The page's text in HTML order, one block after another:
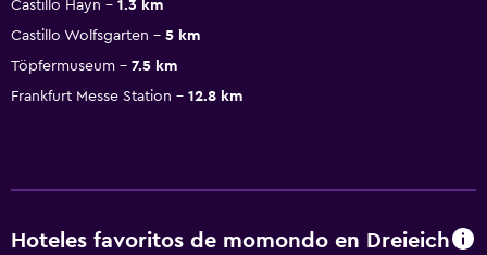
Castillo Hayn
1.3 km
Castillo Wolfsgarten
5 km
Töpfermuseum
7.5 km
Frankfurt Messe Station
12.8 km
Hoteles favoritos de momondo en Dreieich